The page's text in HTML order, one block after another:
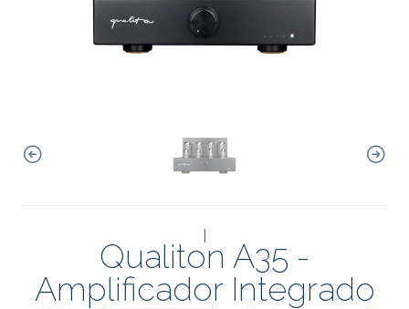
|
Qualiton A35 -
Amplificador Integrado